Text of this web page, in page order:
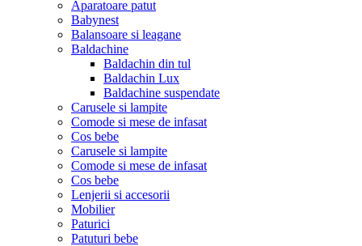
Aparatoare patut
Babynest
Balansoare si leagane
Baldachine
Baldachin din tul
Baldachin Lux
Baldachine suspendate
Carusele si lampite
Comode si mese de infasat
Cos bebe
Carusele si lampite
Comode si mese de infasat
Cos bebe
Lenjerii si accesorii
Mobilier
Paturici
Patuturi bebe